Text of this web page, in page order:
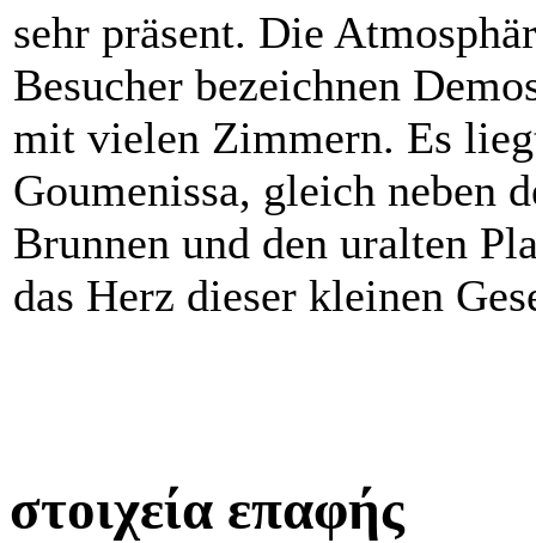
sehr präsent. Die
Besucher bezeichnen
mit vielen Zimmern. Es
Goumenissa, gleich neben
Brunnen und den uralten
das Herz dieser kleinen
στοιχεία επαφής